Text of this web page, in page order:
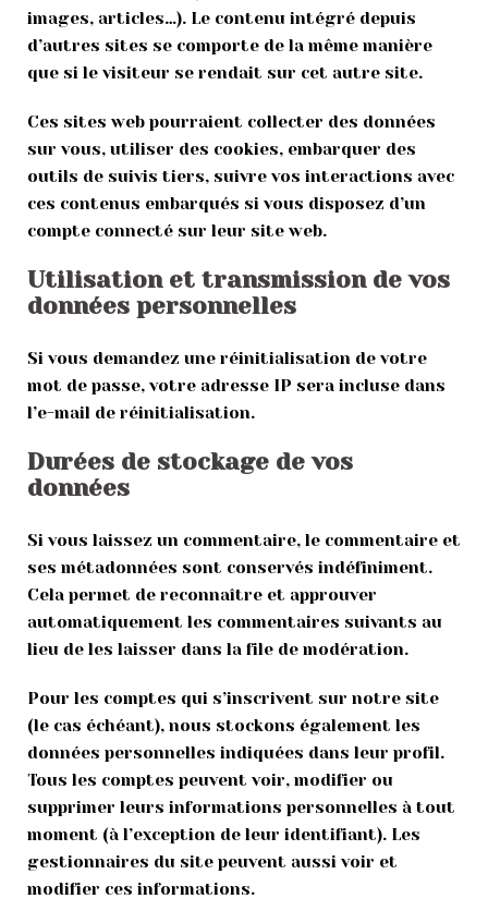
images, articles…). Le contenu intégré depuis
d’autres sites se comporte de la même manière
que si le visiteur se rendait sur cet autre site.
Ces sites web pourraient collecter des données
sur vous, utiliser des cookies, embarquer des
outils de suivis tiers, suivre vos interactions avec
ces contenus embarqués si vous disposez d’un
compte connecté sur leur site web.
Utilisation et transmission de vos
données personnelles
Si vous demandez une réinitialisation de votre
mot de passe, votre adresse IP sera incluse dans
l’e-mail de réinitialisation.
Durées de stockage de vos
données
Si vous laissez un commentaire, le commentaire et
ses métadonnées sont conservés indéfiniment.
Cela permet de reconnaître et approuver
automatiquement les commentaires suivants au
lieu de les laisser dans la file de modération.
Pour les comptes qui s’inscrivent sur notre site
(le cas échéant), nous stockons également les
données personnelles indiquées dans leur profil.
Tous les comptes peuvent voir, modifier ou
supprimer leurs informations personnelles à tout
moment (à l’exception de leur identifiant). Les
gestionnaires du site peuvent aussi voir et
modifier ces informations.